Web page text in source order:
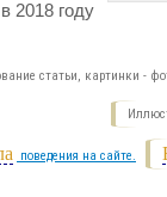
2018 году
статьи, картинки -
поведения на сайте.